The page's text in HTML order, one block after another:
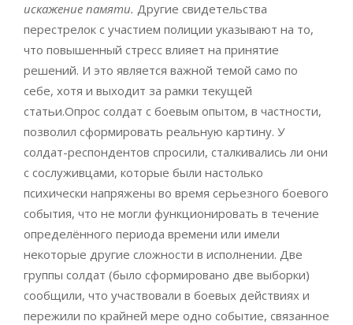
искажение памяти. Другие свидетельства
перестрелок с участием полиции указывают на то,
что повышенный стресс влияет на принятие
решений. И это является важной темой само по
себе, хотя и выходит за рамки текущей
статьи.Опрос солдат с боевым опытом, в частности,
позволил сформировать реальную картину. У
солдат-респондентов спросили, сталкивались ли они
с сослуживцами, которые были настолько
психически напряжены во время серьезного боевого
события, что не могли функционировать в течение
определённого периода времени или имели
некоторые другие сложности в исполнении. Две
группы солдат (было сформировано две выборки)
сообщили, что участвовали в боевых действиях и
пережили по крайней мере одно событие, связанное